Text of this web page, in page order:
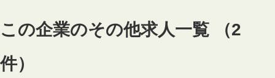
この企業のその他求人一覧 （2
件）